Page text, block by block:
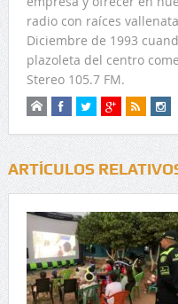
radio con raíces
Diciembre de 1993
plazoleta del centro
Stereo 105.7 FM.
ARTÍCULOS